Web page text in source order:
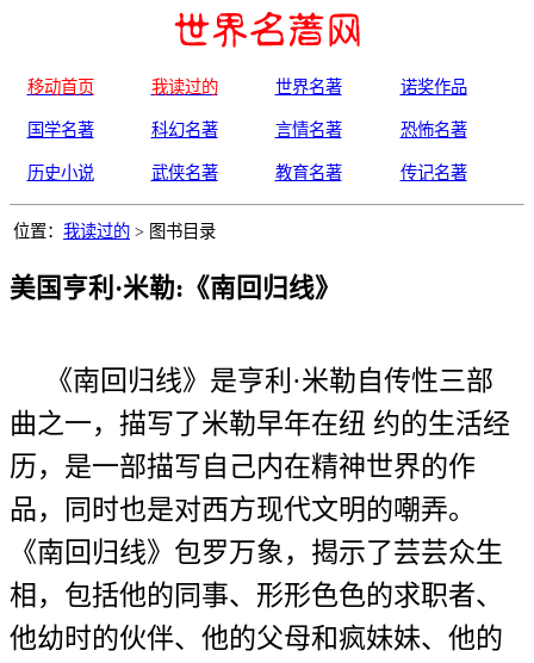
移动首页 我读过的 世界名著 诺奖作品
国学名著 科幻名著 言情名著 恐怖名著
历史小说 武侠名著 教育名著 传记名著
位置： 我读过的 > 图书目录
美国亨利·米勒:《南回归线》
《南回归线》是亨利·米勒自传性三部
曲之一，描写了米勒早年在纽 约的生活经
历，是一部描写自己内在精神世界的作
品，同时也是对西方现代文明的嘲弄。
《南回归线》包罗万象，揭示了芸芸众生
相，包括他的同事、形形色色的求职者、
他幼时的伙伴、他的父母和疯妹妹、他的